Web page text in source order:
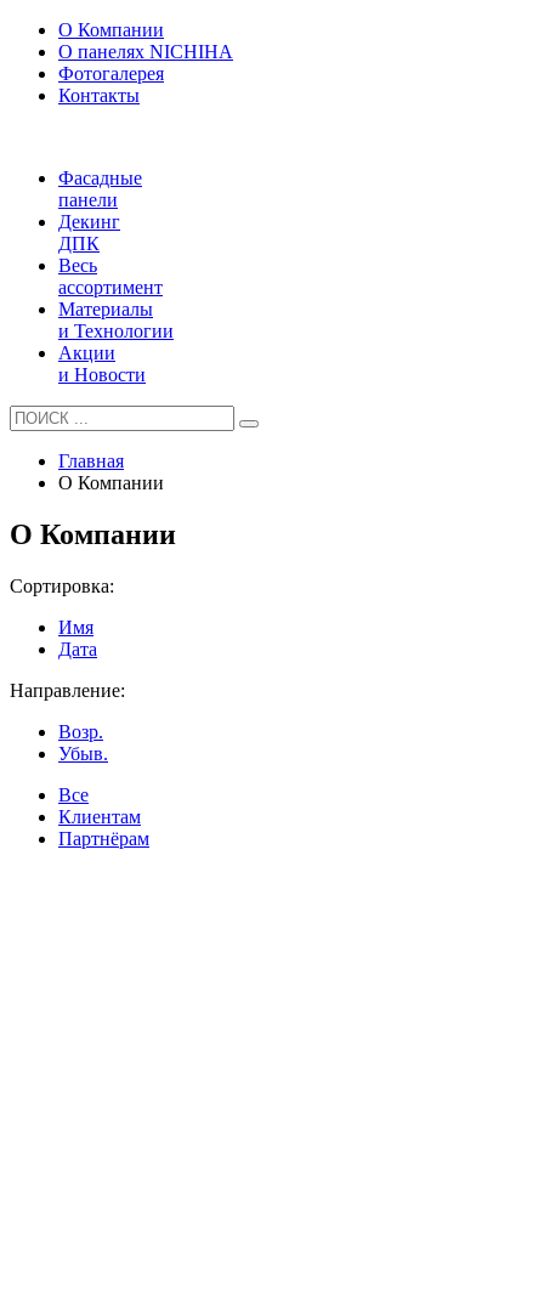
О Компании
О панелях NICHIHA
Фотогалерея
Контакты
Фасадные
панели
Декинг
ДПК
Весь
ассортимент
Материалы
и Технологии
Акции
и Новости
Главная
О Компании
О Компании
Сортировка:
Имя
Дата
Направление:
Возр.
Убыв.
Все
Клиентам
Партнёрам